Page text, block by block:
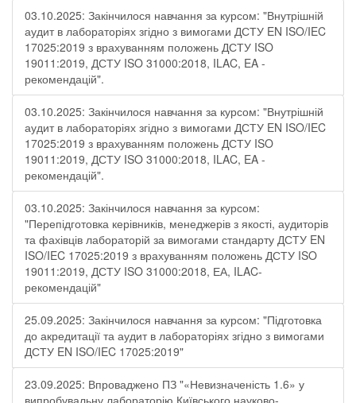
03.10.2025: Закінчилося навчання за курсом: "Внутрішній
аудит в лабораторіях згідно з вимогами ДСТУ EN ISO/IEC
17025:2019 з врахуванням положень ДСТУ ISO
19011:2019, ДСТУ ISO 31000:2018, ILAC, EA -
рекомендацій".
03.10.2025: Закінчилося навчання за курсом: "Внутрішній
аудит в лабораторіях згідно з вимогами ДСТУ EN ISO/IEC
17025:2019 з врахуванням положень ДСТУ ISO
19011:2019, ДСТУ ISO 31000:2018, ILAC, EA -
рекомендацій".
03.10.2025: Закінчилося навчання за курсом:
"Перепідготовка керівників, менеджерів з якості, аудиторів
та фахівців лабораторій за вимогами стандарту ДСТУ EN
ISO/IEC 17025:2019 з врахуванням положень ДСТУ ISO
19011:2019, ДСТУ ISO 31000:2018, ЕА, ILAC-
рекомендацій"
25.09.2025: Закінчилося навчання за курсом: "Підготовка
до акредитації та аудит в лабораторіях згідно з вимогами
ДСТУ EN ISO/IEC 17025:2019"
23.09.2025: Впроваджено ПЗ "«Невизначеність 1.6» у
випробувальну лабораторію Київського науково-